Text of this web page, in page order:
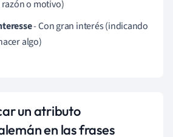
o motivo)
- Con gran interés (indicando
algo)
un atributo
en las frases